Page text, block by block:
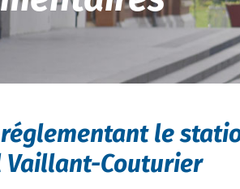
réglementant le
Couturier